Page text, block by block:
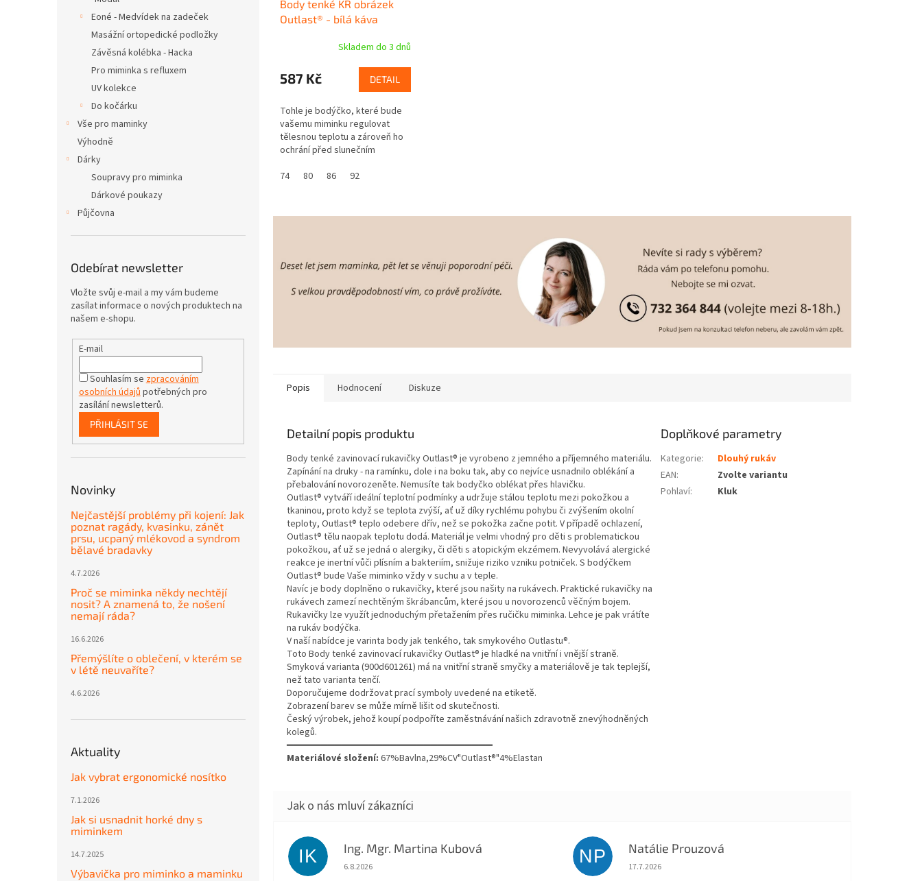
Eoné - Medvídek na zadeček
Masážní ortopedické podložky
Závěsná kolébka - Hacka
Pro miminka s refluxem
UV kolekce
Do kočárku
Vše pro maminky
Výhodně
Dárky
Soupravy pro miminka
Dárkové poukazy
Půjčovna
Odebírat newsletter
Vložte svůj e-mail a my vám budeme
zasílat informace o nových produktech na
našem e-shopu.
E-mail
Souhlasím se zpracováním
osobních údajů potřebných pro
zasílání newsletterů.
PŘIHLÁSIT SE
Novinky
Nejčastější problémy při kojení: Jak
poznat ragády, kvasinku, zánět
prsu, ucpaný mlékovod a syndrom
bělavé bradavky
4.7.2026
Proč se miminka někdy nechtějí
nosit? A znamená to, že nošení
nemají ráda?
16.6.2026
Přemýšlíte o oblečení, v kterém se
v létě neuvaříte?
4.6.2026
Aktuality
Jak vybrat ergonomické nosítko
7.1.2026
Jak si usnadnit horké dny s
miminkem
14.7.2025
Výbavička pro miminko a maminku
Body tenké KR obrázek
Outlast® - bílá káva
Skladem do 3 dnů
587 Kč DETAIL
Tohle je bodýčko, které bude
vašemu miminku regulovat
tělesnou teplotu a zároveň ho
ochrání před slunečním
ochranný faktor UPF 50+.
74 80 86 92
Popis Hodnocení Diskuze
Detailní popis produktu
Body tenké zavinovací rukavičky Outlast® je vyrobeno z jemného a příjemného materiálu.
Zapínání na druky - na ramínku, dole i na boku tak, aby co nejvíce usnadnilo oblékání a
přebalování novorozeněte. Nemusíte tak bodyčko oblékat přes hlavičku.
Outlast® vytváří ideální teplotní podmínky a udržuje stálou teplotu mezi pokožkou a
tkaninou, proto když se teplota zvýší, ať už díky rychlému pohybu či zvýšením okolní
teploty, Outlast® teplo odebere dřív, než se pokožka začne potit. V případě ochlazení,
Outlast® tělu naopak teplotu dodá. Materiál je velmi vhodný pro děti s problematickou
pokožkou, ať už se jedná o alergiky, či děti s atopickým ekzémem. Nevyvolává alergické
reakce je inertní vůči plísním a bakteriím, snižuje riziko vzniku potniček. S bodýčkem
Outlast® bude Vaše miminko vždy v suchu a v teple.
Navíc je body doplněno o rukavičky, které jsou našity na rukávech. Praktické rukavičky na
rukávech zamezí nechtěným škrábancům, které jsou u novorozenců věčným bojem.
Rukavičky lze využít jednoduchým přetažením přes ručičku miminka. Lehce je pak vrátíte
na rukáv bodýčka.
V naší nabídce je varinta body jak tenkého, tak smykového Outlastu®.
Toto Body tenké zavinovací rukavičky Outlast® je hladké na vnitřní i vnější straně.
Smyková varianta (900d601261) má na vnitřní straně smyčky a materiálově je tak teplejší,
než tato varianta tenčí.
Doporučujeme dodržovat prací symboly uvedené na etiketě.
Zobrazení barev se může mírně lišit od skutečnosti.
Český výrobek, jehož koupí podpoříte zaměstnávání našich zdravotně znevýhodněných
kolegů.
══════════════════════════════
Materiálové složení: 67%Bavlna,29%CV"Outlast®"4%Elastan
Doplňkové parametry
Kategorie:
Dlouhý rukáv
EAN:
Zvolte variantu
Pohlaví: Kluk
IK Ing. Mgr. Martina Kubová
Hodnocení obchodu je 5 z 5 hvězdiček.
6.8.2026
NP Natálie Prouzová
Hodnocení obchodu je 5 z 5 hvězdiček.
17.7.2026